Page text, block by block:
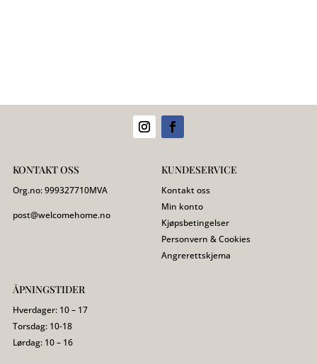
KONTAKT OSS
Org.no:999327710MVA
post@welcomehome.no
KUNDESERVICE
Kontakt oss
Min konto
Kjøpsbetingelser
Personvern & Cookies
Angrerettskjema
ÅPNINGSTIDER
Hverdager: 10 – 17
Torsdag: 10-18
Lørdag: 10 – 16